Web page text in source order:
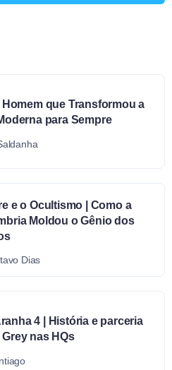
que Transformou a
para Sempre
e o Ocultismo | Como a
Moldou o Gênio dos
Dias
4 | História e parceria
nas HQs